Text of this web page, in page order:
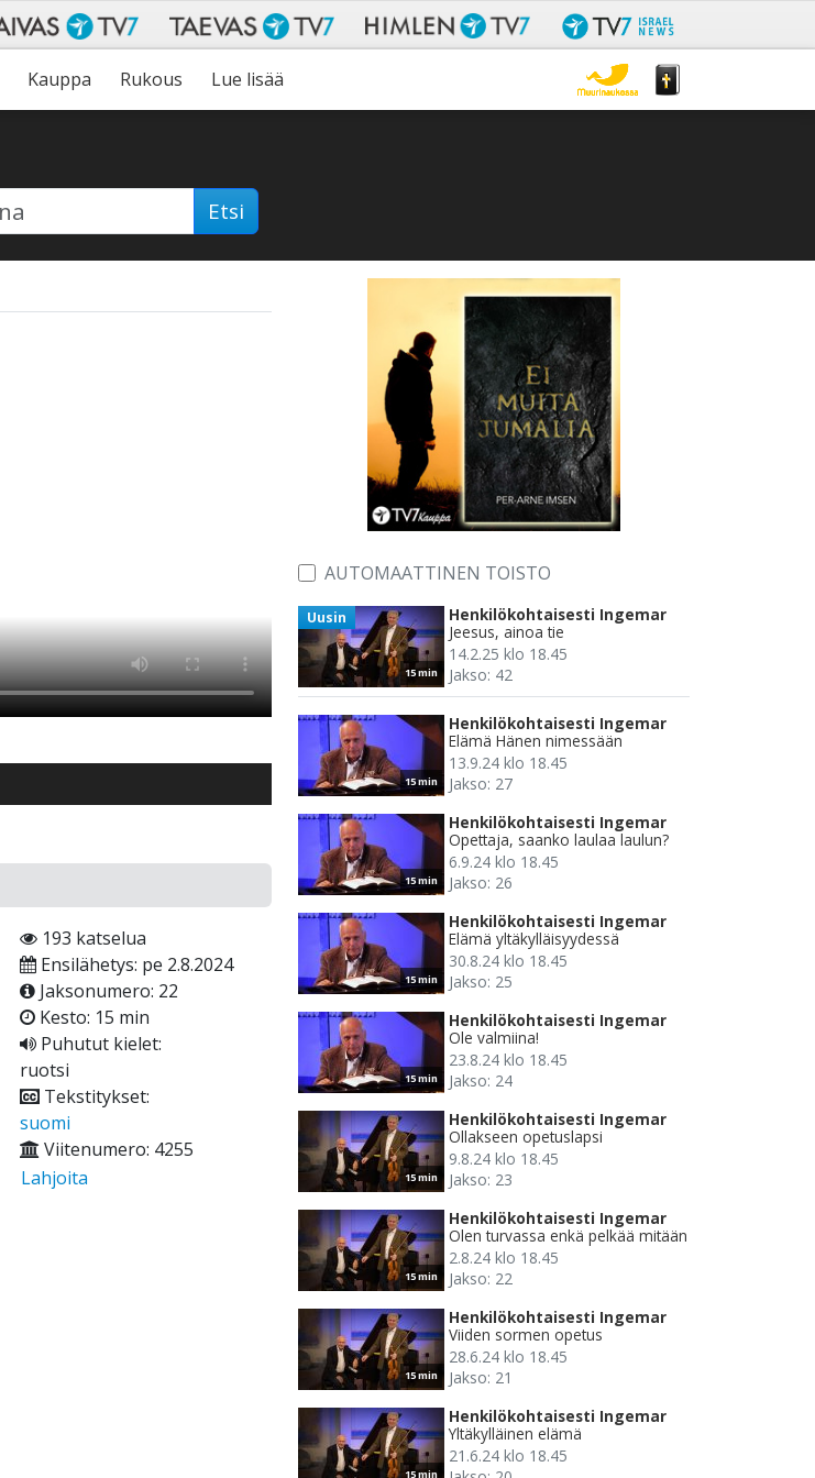
Kauppa Rukous Lue lisää
Etsi
193 katselua
Ensilähetys: pe 2.8.2024
Jaksonumero: 22
Kesto: 15 min
Puhutut kielet:
ruotsi
Tekstitykset:
suomi
Viitenumero: 4255
Lahjoita
AUTOMAATTINEN TOISTO
15 min
Uusin
Henkilökohtaisesti Ingemar
Jeesus, ainoa tie
14.2.25 klo 18.45
Jakso: 42
15 min
Henkilökohtaisesti Ingemar
Elämä Hänen nimessään
13.9.24 klo 18.45
Jakso: 27
15 min
Henkilökohtaisesti Ingemar
Opettaja, saanko laulaa laulun?
6.9.24 klo 18.45
Jakso: 26
15 min
Henkilökohtaisesti Ingemar
Elämä yltäkylläisyydessä
30.8.24 klo 18.45
Jakso: 25
15 min
Henkilökohtaisesti Ingemar
Ole valmiina!
23.8.24 klo 18.45
Jakso: 24
15 min
Henkilökohtaisesti Ingemar
Ollakseen opetuslapsi
9.8.24 klo 18.45
Jakso: 23
15 min
Henkilökohtaisesti Ingemar
Olen turvassa enkä pelkää mitään
2.8.24 klo 18.45
Jakso: 22
15 min
Henkilökohtaisesti Ingemar
Viiden sormen opetus
28.6.24 klo 18.45
Jakso: 21
15 min
Henkilökohtaisesti Ingemar
Yltäkylläinen elämä
21.6.24 klo 18.45